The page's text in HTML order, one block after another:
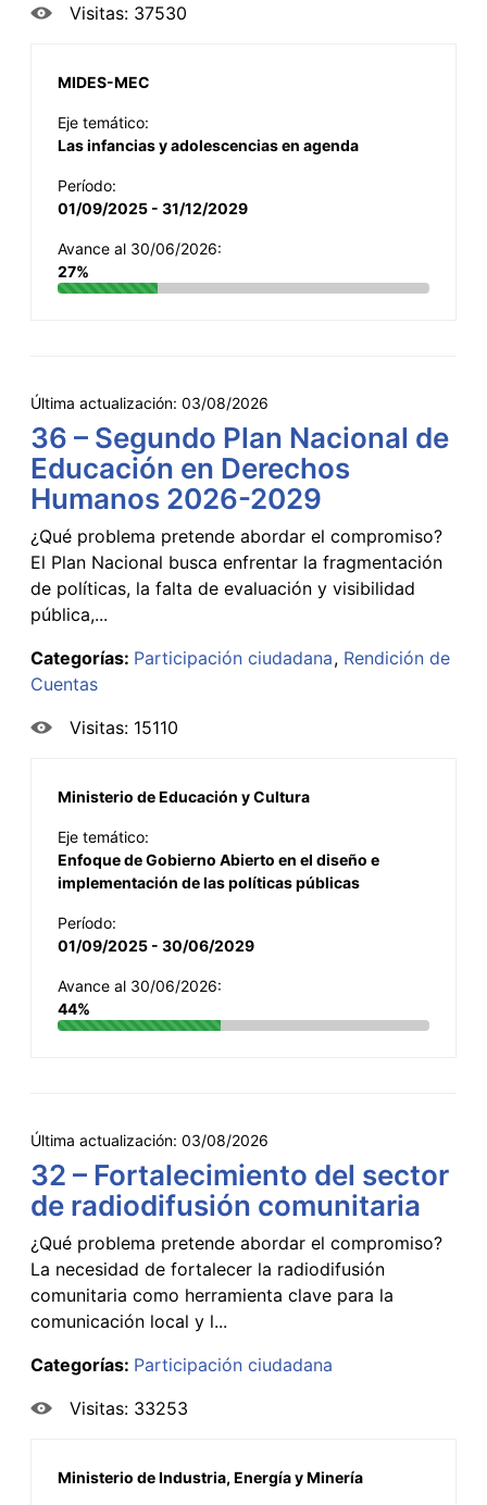
Visitas: 37530
MIDES-MEC
Eje temático:
Las infancias y adolescencias en agenda
Período:
01/09/2025 - 31/12/2029
Avance al 30/06/2026:
27%
Última actualización: 03/08/2026
36 – Segundo Plan Nacional de
Educación en Derechos
Humanos 2026-2029
¿Qué problema pretende abordar el compromiso?
El Plan Nacional busca enfrentar la fragmentación
de políticas, la falta de evaluación y visibilidad
pública,...
Categorías: Participación ciudadana Rendición de
Cuentas
Visitas: 15110
Ministerio de Educación y Cultura
Eje temático:
Enfoque de Gobierno Abierto en el diseño e
implementación de las políticas públicas
Período:
01/09/2025 - 30/06/2029
Avance al 30/06/2026:
44%
Última actualización: 03/08/2026
32 – Fortalecimiento del sector
de radiodifusión comunitaria
¿Qué problema pretende abordar el compromiso?
La necesidad de fortalecer la radiodifusión
comunitaria como herramienta clave para la
comunicación local y l...
Categorías: Participación ciudadana
Visitas: 33253
Ministerio de Industria, Energía y Minería